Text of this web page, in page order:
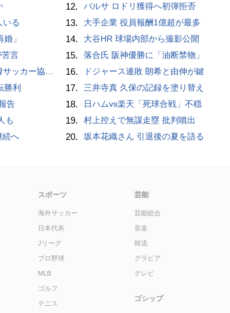
いる
」
苦言
”疑惑 韓国メディアが報道
勝利
告
も
続へ
12. バルサ ロドリ獲得へ初弾拒否
13. 大手企業 役員報酬1億超が最多
14. 大谷HR 球場内部から撮影公開
15. 落合氏 阪神優勝に「油断禁物」
16. ドジャース連敗 朗希と由伸が鍵
17. 三井寺真 久保の記録を塗り替え
18. 日ハムvs楽天「死球合戦」不穏
19. 村上控えで無謀走塁 批判噴出
20. 坂本花織さん 引退後の夏を語る
スポーツ
海外サッカー
日本代表
Jリーグ
プロ野球
MLB
ゴルフ
テニス
芸能
芸能総合
音楽
韓流
グラビア
テレビ
ゴシップ